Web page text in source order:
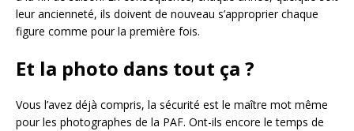
leur ancienneté, ils doivent de nouveau s’approprier chaque
figure comme pour la première fois.
Et la photo dans tout ça ?
Vous l’avez déjà compris, la sécurité est le maître mot même
pour les photographes de la PAF. Ont-ils encore le temps de